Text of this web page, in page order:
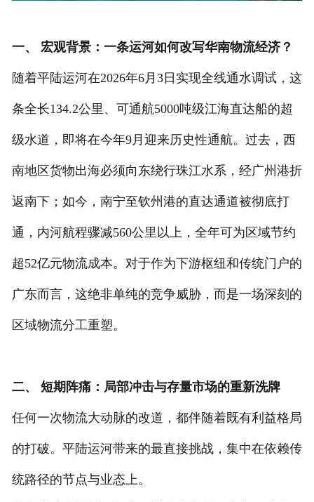
一、 宏观背景：一条运河如何改写华南物流经济？
随着平陆运河在2026年6月3日实现全线通水调试，这
条全长134.2公里、可通航5000吨级江海直达船的超
级水道，即将在今年9月迎来历史性通航。过去，西
南地区货物出海必须向东绕行珠江水系，经广州港折
返南下；如今，南宁至钦州港的直达通道被彻底打
通，内河航程骤减560公里以上，全年可为区域节约
超52亿元物流成本。对于作为下游枢纽和传统门户的
广东而言，这绝非单纯的竞争威胁，而是一场深刻的
区域物流分工重塑。
二、 短期阵痛：局部冲击与存量市场的重新洗牌
任何一次物流大动脉的改道，都伴随着既有利益格局
的打破。平陆运河带来的最直接挑战，集中在依赖传
统路径的节点与业态上。